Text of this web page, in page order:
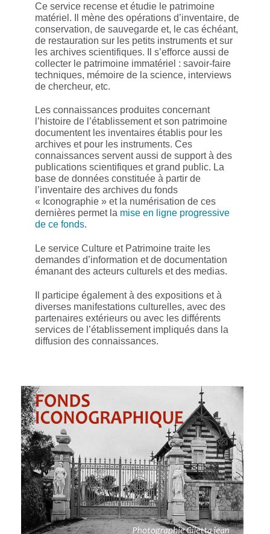
Ce service recense et étudie le patrimoine
matériel. Il mène des opérations d’inventaire, de
conservation, de sauvegarde et, le cas échéant,
de restauration sur les petits instruments et sur
les archives scientifiques. Il s’efforce aussi de
collecter le patrimoine immatériel : savoir-faire
techniques, mémoire de la science, interviews
de chercheur, etc.
Les connaissances produites concernant
l’histoire de l’établissement et son patrimoine
documentent les inventaires établis pour les
archives et pour les instruments. Ces
connaissances servent aussi de support à des
publications scientifiques et grand public. La
base de données constituée à partir de
l’inventaire des archives du fonds
« Iconographie » et la numérisation de ces
dernières permet la mise en ligne progressive
de ce fonds.
Le service Culture et Patrimoine traite les
demandes d’information et de documentation
émanant des acteurs culturels et des medias.
Il participe également à des expositions et à
diverses manifestations culturelles, avec des
partenaires extérieurs ou avec les différents
services de l’établissement impliqués dans la
diffusion des connaissances.